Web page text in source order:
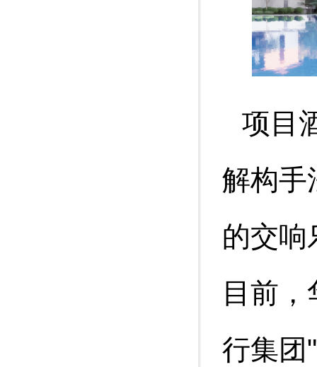
项目
解构手
的交响
目前
行集团